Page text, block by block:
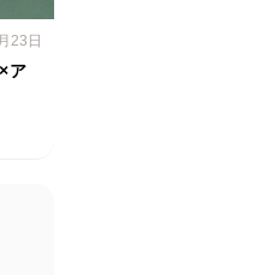
23日
ア